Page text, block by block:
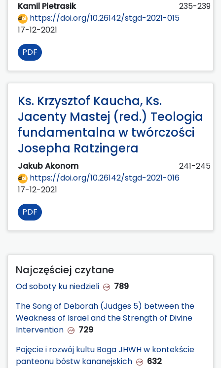
Kamil Pietrasik
235-239
https://doi.org/10.26142/stgd-2021-015
17-12-2021
PDF
Ks. Krzysztof Kaucha, Ks.
Jacenty Mastej (red.) Teologia
fundamentalna w twórczości
Josepha Ratzingera
Jakub Akonom
241-245
https://doi.org/10.26142/stgd-2021-016
17-12-2021
PDF
Najczęściej czytane
Od soboty ku niedzieli
789
The Song of Deborah (Judges 5) between the
Weakness of Israel and the Strength of Divine
Intervention
729
Pojęcie i rozwój kultu Boga JHWH w kontekście
panteonu bóstw kananejskich
632